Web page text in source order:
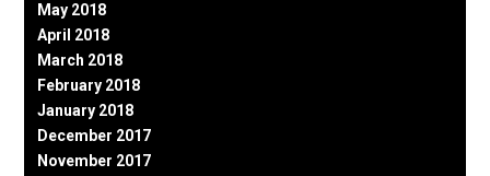
May 2018
April 2018
March 2018
February 2018
January 2018
December 2017
November 2017